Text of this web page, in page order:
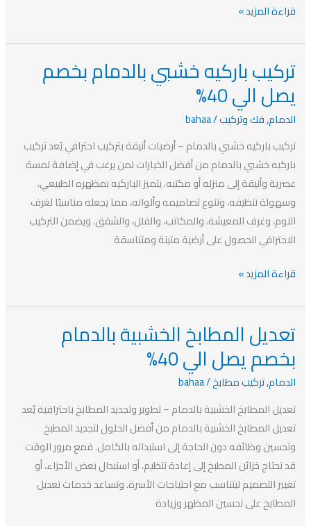
قراءة المزيد »
تركيب باركيه خشبي بالدمام بخصم
يصل الي 40%
الدمام,فك وتركيب/
bahaa
تركيب باركيه خشبي بالدمام – أرضيات أنيقة بتركيب احترافي يُعد تركيب
باركيه خشبي بالدمام من أفضل الخيارات لمن يرغب في إضافة لمسة
عصرية وأنيقة إلى منزله أو مكتبه. يتميز الباركيه بمظهره الطبيعي،
وسهولة تنظيفه، وتنوع تصاميمه وألوانه، مما يجعله مناسبًا لغرف
النوم، وغرف المعيشة، والمكاتب، والفلل، والشقق. ويضمن التركيب
الاحترافي الحصول على أرضية متينة ومتناسقة
تركيب
باركيه
خشبي
بالدمام
بخصم
يصل
الي
40%
قراءة المزيد »
تعديل المطابخ الخشبية بالدمام
بخصم يصل الي 40%
الدمام,تركيب مطابخ/
bahaa
تعديل المطابخ الخشبية بالدمام – تطوير وتجديد المطابخ باحترافية يُعد
تعديل المطابخ الخشبية بالدمام من أفضل الحلول لتجديد المطبخ
وتحسين وظائفه دون الحاجة إلى استبداله بالكامل. فمع مرور الوقت
قد تحتاج خزائن المطبخ إلى إعادة تنظيم، أو استبدال بعض الأجزاء، أو
تغيير التصميم ليتناسب مع احتياجات الأسرة. وتساعد خدمات تعديل
المطابخ على تحسين المظهر وزيادة
تعديل
المطابخ
الخشبية
بالدمام
بخصم
يصل
الي
40%